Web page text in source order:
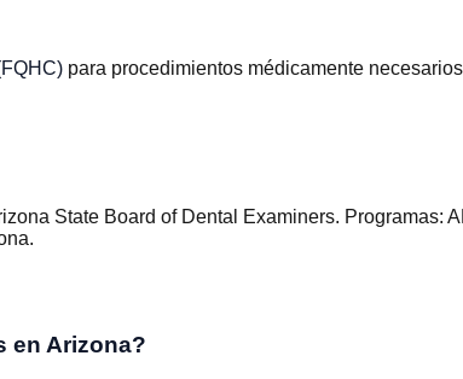
para procedimientos médicamente
State Board of Dental Examiners. Programas:
.
en Arizona?